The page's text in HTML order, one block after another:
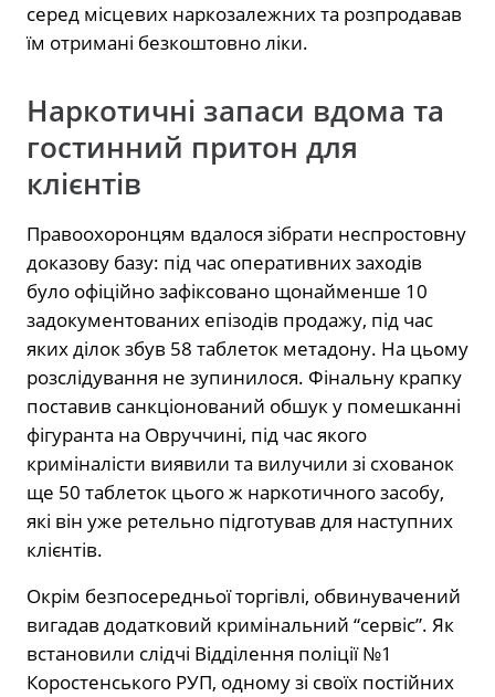
серед місцевих наркозалежних та розпродавав
їм отримані безкоштовно ліки.
Наркотичні запаси вдома та
гостинний притон для
клієнтів
Правоохоронцям вдалося зібрати неспростовну
доказову базу: під час оперативних заходів
було офіційно зафіксовано щонайменше 10
задокументованих епізодів продажу, під час
яких ділок збув 58 таблеток метадону. На цьому
розслідування не зупинилося. Фінальну крапку
поставив санкціонований обшук у помешканні
фігуранта на Овруччині, під час якого
криміналісти виявили та вилучили зі схованок
ще 50 таблеток цього ж наркотичного засобу,
які він уже ретельно підготував для наступних
клієнтів.
Окрім безпосередньої торгівлі, обвинувачений
вигадав додатковий кримінальний “сервіс”. Як
встановили слідчі Відділення поліції №1
Коростенського РУП, одному зі своїх постійних